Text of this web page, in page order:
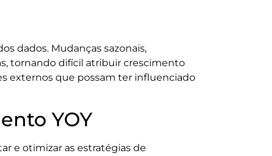
dados. Mudanças sazonais,
tornando difícil atribuir crescimento
externos que possam ter influenciado
YOY
e otimizar as estratégias de